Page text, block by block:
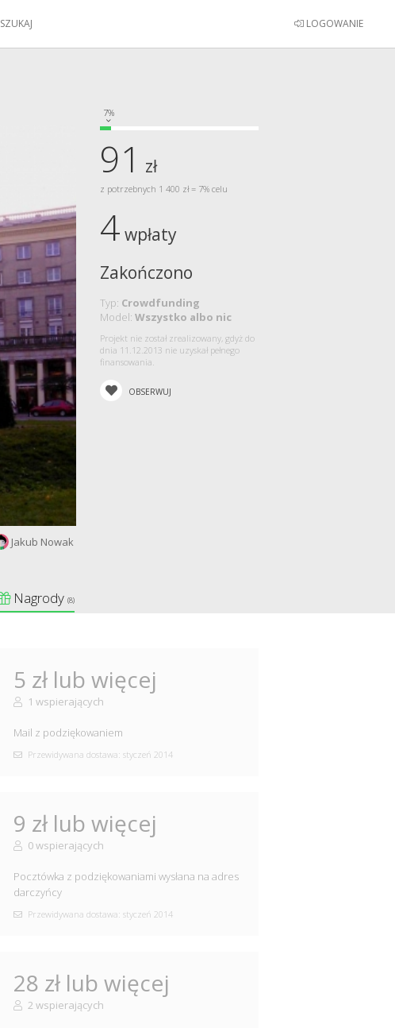
LOGOWANIE
SZUKAJ
Jakub Nowak
7%
91 zł
z potrzebnych 1 400 zł = 7% celu
4 wpłaty
Zakończono
Typ: Crowdfunding
Model: Wszystko albo nic
Projekt nie został zrealizowany, gdyż do
dnia 11.12.2013 nie uzyskał pełnego
finansowania.
OBSERWUJ
Nagrody (8)
5 zł lub więcej
1 wspierających
Mail z podziękowaniem
Przewidywana dostawa: styczeń 2014
9 zł lub więcej
0 wspierających
Pocztówka z podziękowaniami wysłana na adres
darczyńcy
Przewidywana dostawa: styczeń 2014
28 zł lub więcej
2 wspierających